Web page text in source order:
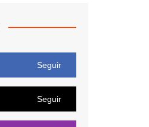
Seguir
Seguir